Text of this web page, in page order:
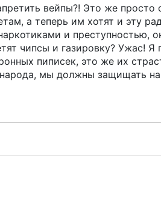
вейпы?! Это же
а теперь им хотят и эту
и преступностью,
чипсы и газировку? Ужас! Я
пиписек, это же их
мы должны защищать